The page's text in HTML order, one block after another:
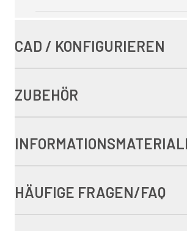
CAD / KONFIGURIEREN
ZUBEHÖR
HÄUFIGE FRAGEN/FAQ